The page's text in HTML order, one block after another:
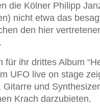
die Kölner Philipp
nicht etwa das
den hier
ihr drittes Album
UFO live on stage
und
Krach darzubieten.